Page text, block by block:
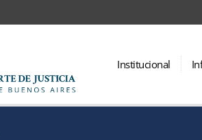
Institucional